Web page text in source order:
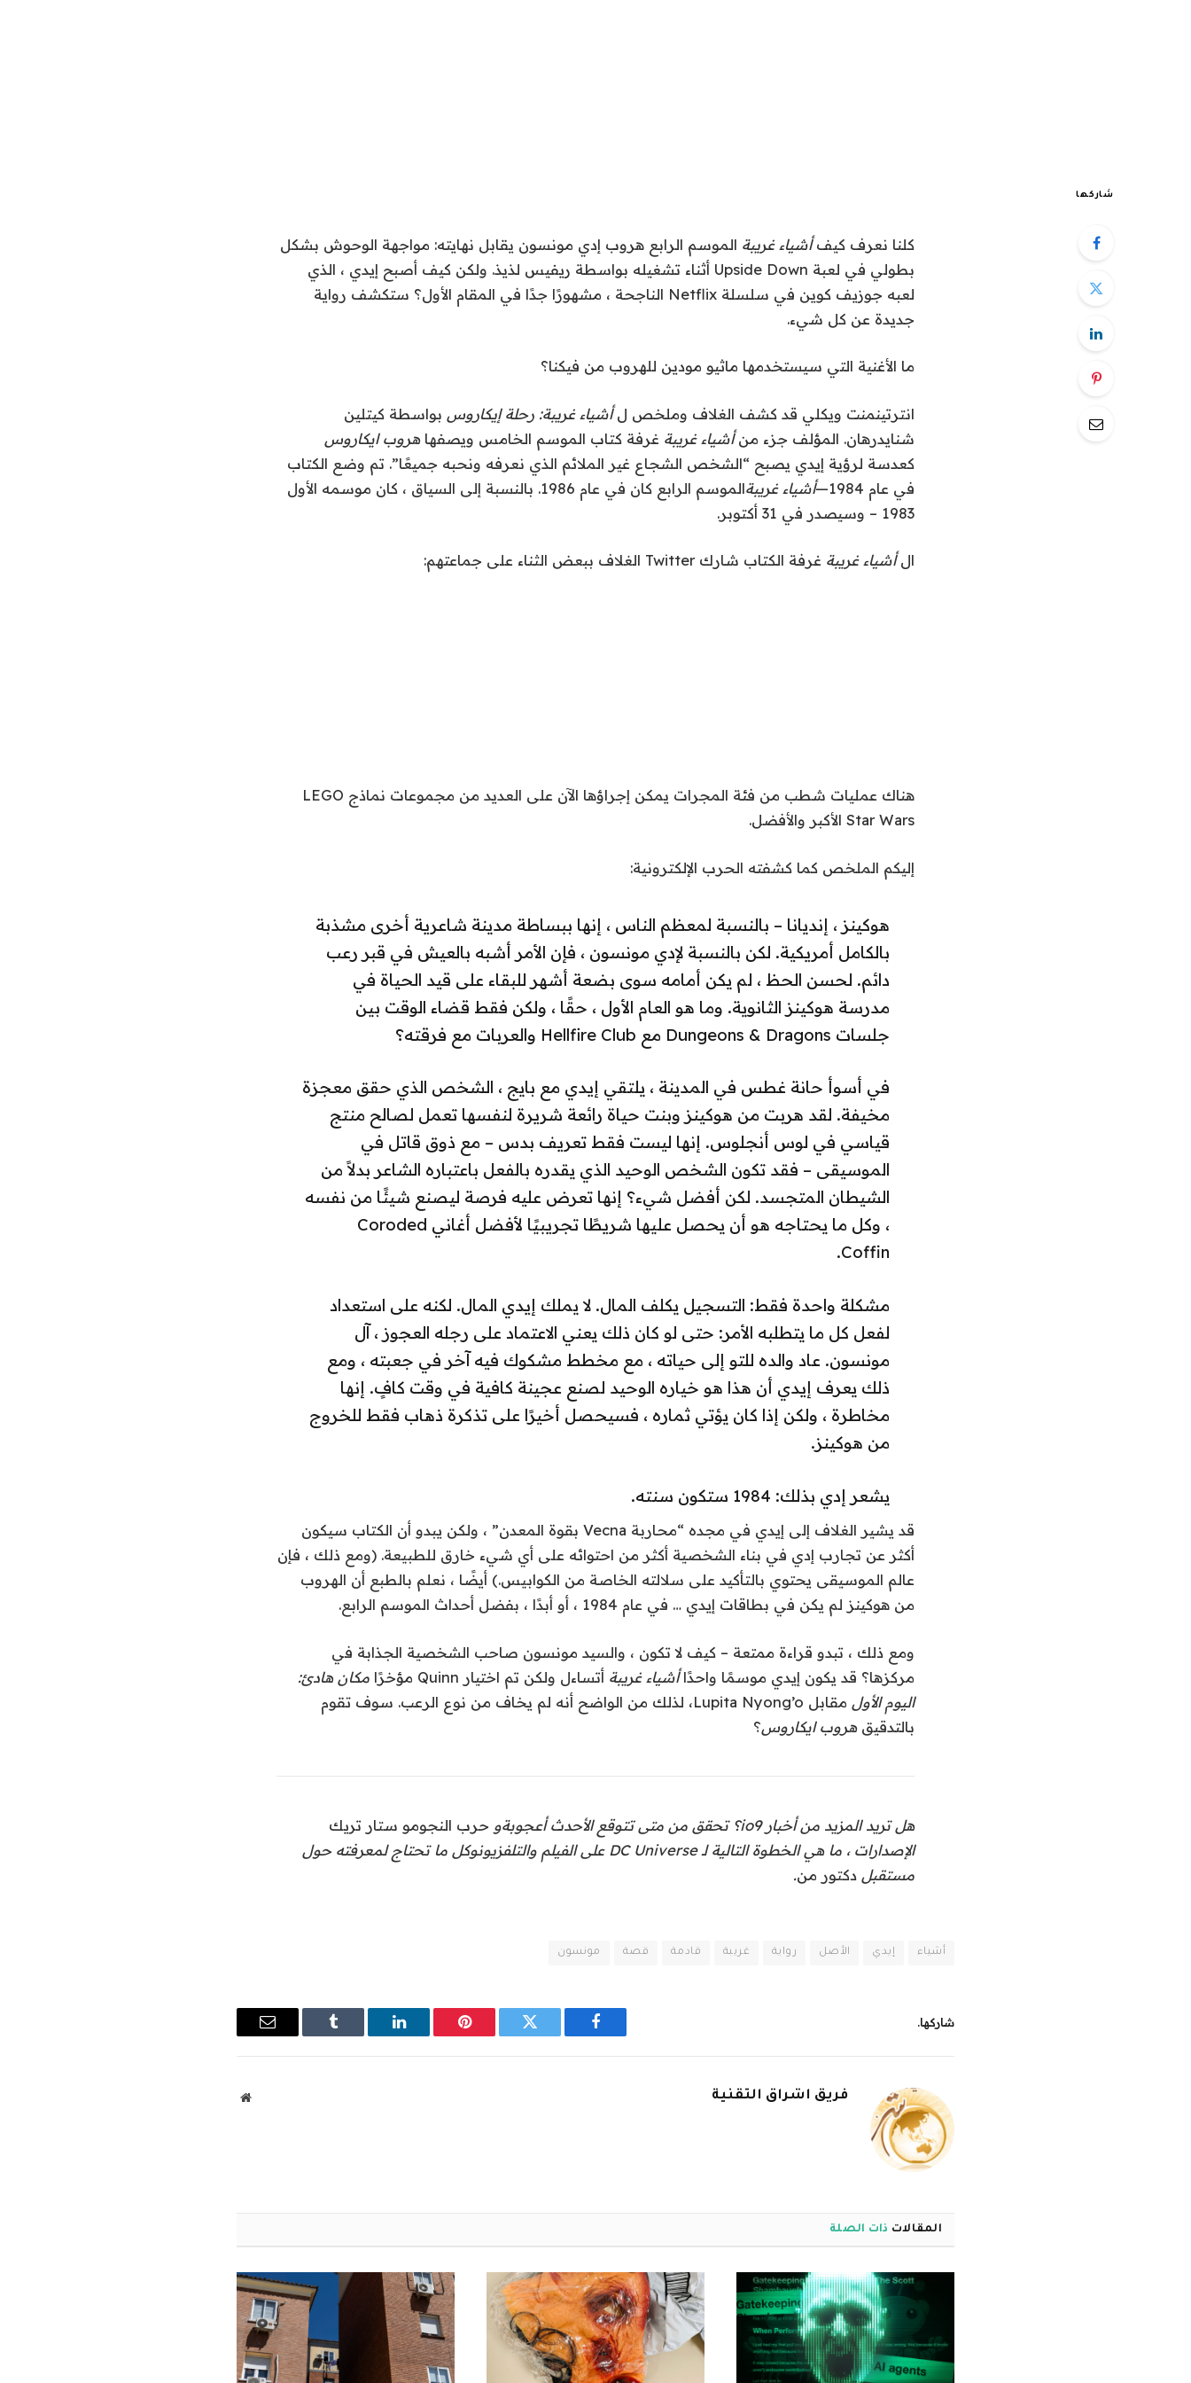
شاركها
كلنا نعرف كيفأشياء غريبة الموسم الرابع هروب إدي مونسون يقابل نهايته: مواجهة الوحوش بشكل
بطولي في لعبة Upside Down
أثناء تشغيله بواسطة ريفيس لذيذ. ولكن كيف أصبح إيدي ، الذي
لعبه جوزيف كوين في سلسلة Netflix الناجحة ، مشهورًا جدًا في المقام الأول؟ ستكشف رواية
جديدة عن كل شيء.
ما الأغنية التي سيستخدمها ماثيو مودين للهروب من فيكنا؟
انترتينمنت ويكلي قد كشف الغلاف وملخص لأشياء غريبة: رحلة إيكاروس بواسطة كيتلين
شنايدرهان. المؤلف جزء منأشياء غريبة غرفة كتاب الموسم الخامس ويصفهاهروب ايكاروس
كعدسة لرؤية إيدي يصبح “الشخص الشجاع غير الملائم الذي نعرفه ونحبه جميعًا”. تم وضع الكتاب
في عام 1984—
أشياء غريبة
الموسم الرابع كان في عام 1986. بالنسبة إلى السياق ، كان موسمه الأول
1983 – وسيصدر في 31 أكتوبر.
الأشياء غريبة غرفة الكتاب شارك Twitter الغلاف ببعض الثناء على جماعتهم:
هناك عمليات شطب من فئة المجرات يمكن إجراؤها الآن على العديد من مجموعات نماذج LEGO
Star Wars الأكبر والأفضل.
إليكم الملخص كما كشفته الحرب الإلكترونية:
هوكينز ، إنديانا – بالنسبة لمعظم الناس ، إنها ببساطة مدينة شاعرية أخرى مشذبة
بالكامل أمريكية. لكن بالنسبة لإدي مونسون ، فإن الأمر أشبه بالعيش في قبر رعب
دائم. لحسن الحظ ، لم يكن أمامه سوى بضعة أشهر للبقاء على قيد الحياة في
مدرسة هوكينز الثانوية. وما هو العام الأول ، حقًا ، ولكن فقط قضاء الوقت بين
جلسات Dungeons & Dragons مع Hellfire Club والعربات مع فرقته؟
في أسوأ حانة غطس في المدينة ، يلتقي إيدي مع بايج ، الشخص الذي حقق معجزة
مخيفة. لقد هربت من هوكينز وبنت حياة رائعة شريرة لنفسها تعمل لصالح منتج
قياسي في لوس أنجلوس. إنها ليست فقط تعريف بدس – مع ذوق قاتل في
الموسيقى – فقد تكون الشخص الوحيد الذي يقدره بالفعل باعتباره الشاعر بدلاً من
الشيطان المتجسد. لكن أفضل شيء؟ إنها تعرض عليه فرصة ليصنع شيئًا من نفسه
، وكل ما يحتاجه هو أن يحصل عليها شريطًا تجريبيًا لأفضل أغاني Coroded
Coffin.
مشكلة واحدة فقط: التسجيل يكلف المال. لا يملك إيدي المال. لكنه على استعداد
لفعل كل ما يتطلبه الأمر: حتى لو كان ذلك يعني الاعتماد على رجله العجوز ، آل
مونسون. عاد والده للتو إلى حياته ، مع مخطط مشكوك فيه آخر في جعبته ، ومع
ذلك يعرف إيدي أن هذا هو خياره الوحيد لصنع عجينة كافية في وقت كافٍ. إنها
مخاطرة ، ولكن إذا كان يؤتي ثماره ، فسيحصل أخيرًا على تذكرة ذهاب فقط للخروج
من هوكينز.
يشعر إدي بذلك: 1984 ستكون سنته.
قد يشير الغلاف إلى إيدي في مجده “محاربة Vecna ​​بقوة المعدن” ، ولكن يبدو أن الكتاب سيكون
أكثر عن تجارب إدي في بناء الشخصية أكثر من احتوائه على أي شيء خارق للطبيعة. (ومع ذلك ، فإن
عالم الموسيقى يحتوي بالتأكيد على سلالته الخاصة من الكوابيس.) أيضًا ، نعلم بالطبع أن الهروب
من هوكينز لم يكن في بطاقات إيدي … في عام 1984 ، أو أبدًا ، بفضل أحداث الموسم الرابع.
ومع ذلك ، تبدو قراءة ممتعة – كيف لا تكون ، والسيد مونسون صاحب الشخصية الجذابة في
مركزها؟ قد يكون إيدي موسمًا واحدًاأشياء غريبة أتساءل ولكن تم اختيار Quinn مؤخرًا
مكان هادئ:
اليوم الأول مقابل Lupita Nyong’o
، لذلك من الواضح أنه لم يخاف من نوع الرعب. سوف تقوم
بالتدقيقهروب ايكاروس؟
هل تريد المزيد من أخبار io9؟ تحقق من متى تتوقع الأحدث أعجوبةو حرب النجومو ستار تريك
الإصدارات ، ما هي الخطوة التالية لـDC Universe على الفيلم والتلفزيون
وكل ما تحتاج لمعرفته حول
مستقبل دكتور من.
أشياء إيدي الأصل رواية غريبة قادمة قصة مونسون
شاركها.
فيسبوك تويتر بينتيريستلينكدإن Tumblr
البريد
فريق اشراق التقنية
موقع
المقالات ذات الصلة